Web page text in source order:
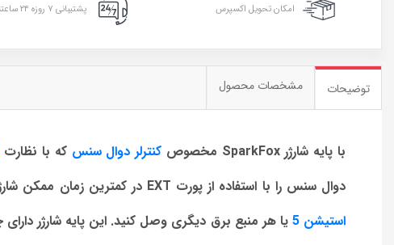
امکان تحویل اکسپرس پشتیبانی ۷ روزه ۲۴ ساعته
توضیحات مشخصات محصول
با پایه شارژر SparkFox مخصوص کنترلر دوال سنس که با نظارت
دوال سنس را با استفاده از پورت EXT در کمترین زمان ممکن شارژ می‌کند و پس از پایان شارژ، جریان برق را قطع می‌کند.شما می‌توانید آن را با استفاده از کابل USB-C درون جعبه، به
استیشن 5